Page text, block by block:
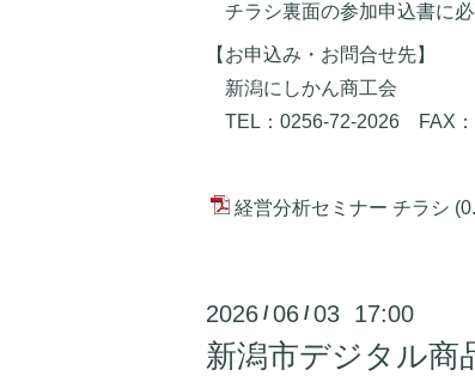
チラシ裏面の参加申込書に必
【お申込み・お問合せ先】
新潟にしかん商工会
TEL：0256-72-2026 FAX：
経営分析セミナー チラシ
2026 /06 /03 17:00
新潟市デジタル